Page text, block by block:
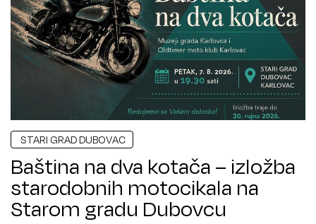
STARI GRAD DUBOVAC
Baština na dva kotača – izložba
starodobnih motocikala na
Starom gradu Dubovcu